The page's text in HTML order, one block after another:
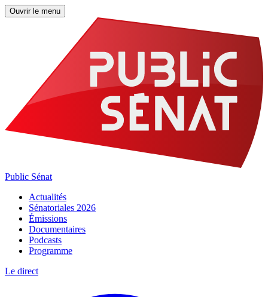
Ouvrir le menu
Public Sénat
Actualités
Sénatoriales 2026
Émissions
Documentaires
Podcasts
Programme
Le direct